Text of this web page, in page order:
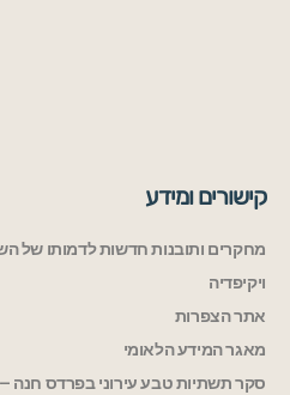
קישורים ומידע
מחקרים ותובנות חדשות לדמותו של
ויקיפדיה
אתר הצפרות
מאגר המידע הלאומי
סקר תשתיות טבע עירוני בפרדס חנה